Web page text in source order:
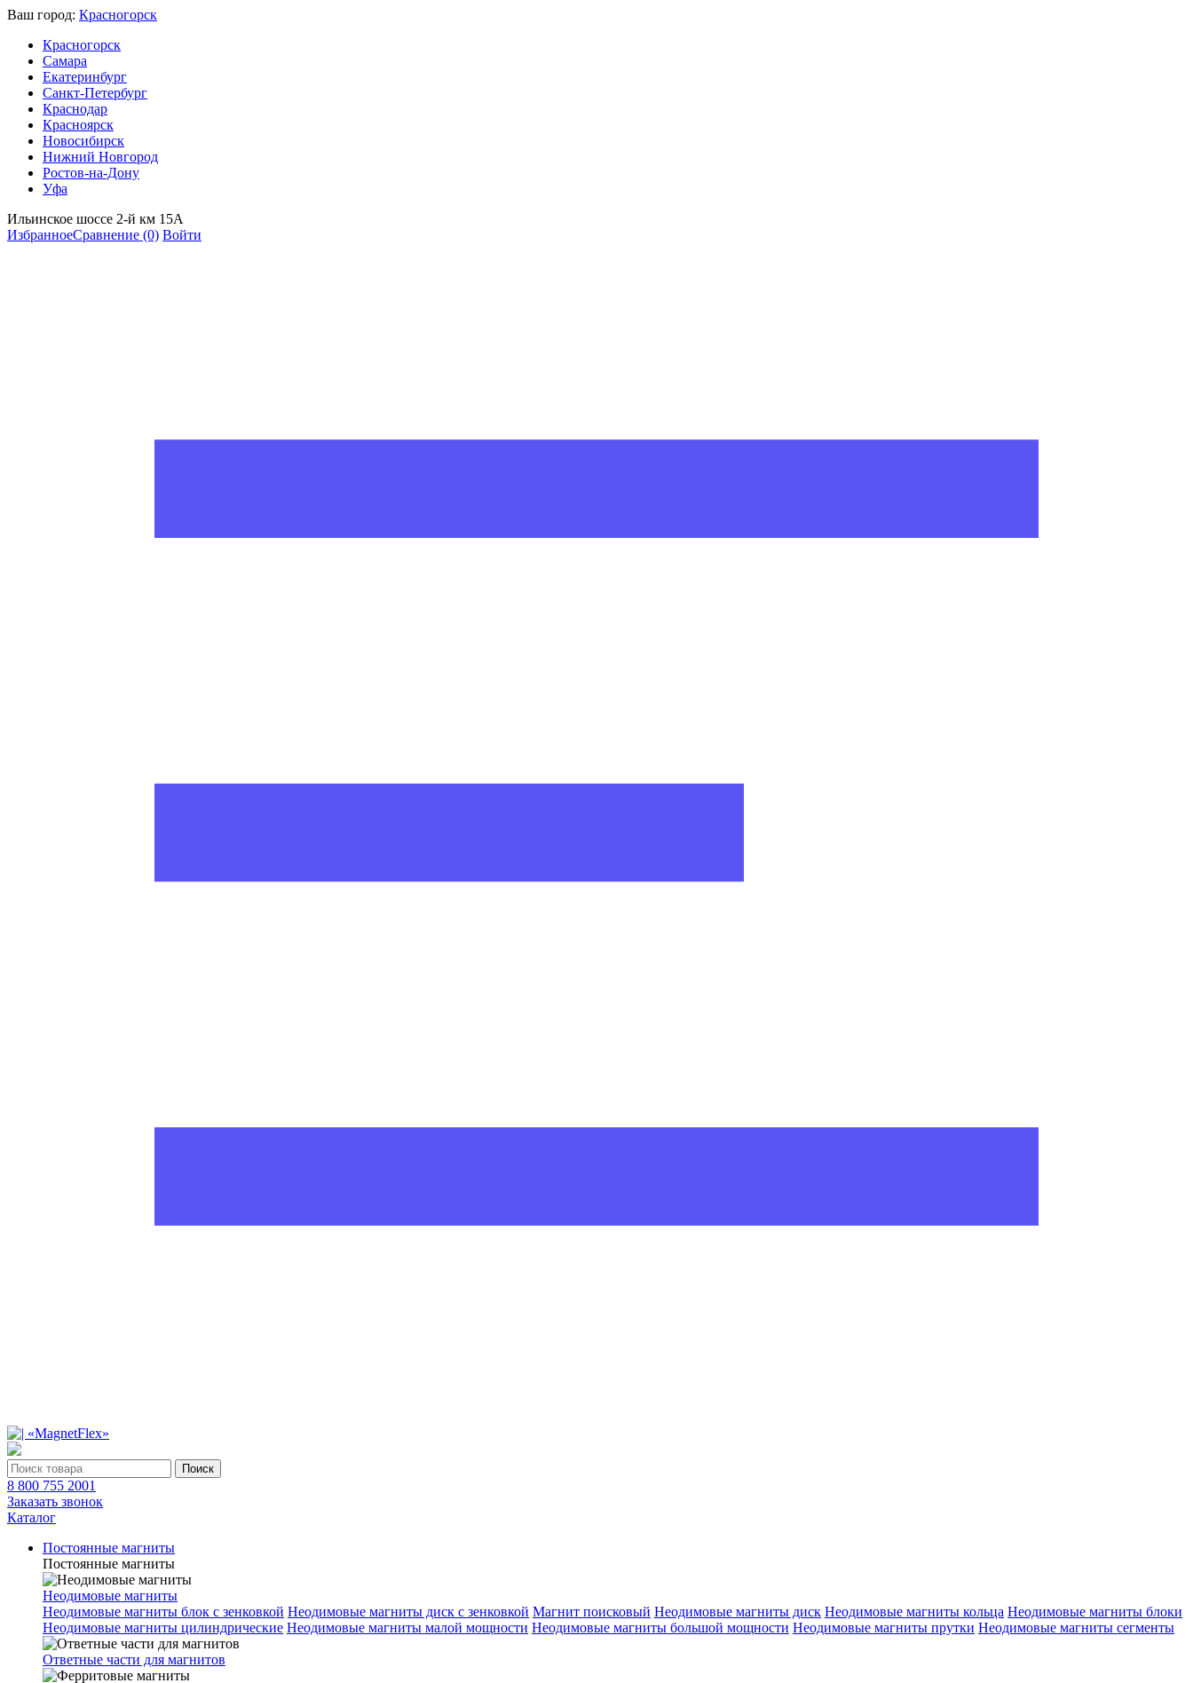
Ваш город: Красногорск
Красногорск
Самара
Екатеринбург
Санкт-Петербург
Краснодар
Красноярск
Новосибирск
Нижний Новгород
Ростов-на-Дону
Уфа
Ильинское шоссе 2-й км 15А
ИзбранноеСравнение (0) Войти
Поиск
8 800 755 2001
Заказать звонок
Каталог
Постоянные магниты
Постоянные магниты
Неодимовые магниты
Неодимовые магниты блок с зенковкой Неодимовые магниты диск с зенковкой Магнит поисковый Неодимовые магниты диск Неодимовые магниты кольца Неодимовые магниты блоки
Неодимовые магниты цилиндрические Неодимовые магниты малой мощности Неодимовые магниты большой мощности Неодимовые магниты прутки Неодимовые магниты сегменты
Ответные части для магнитов